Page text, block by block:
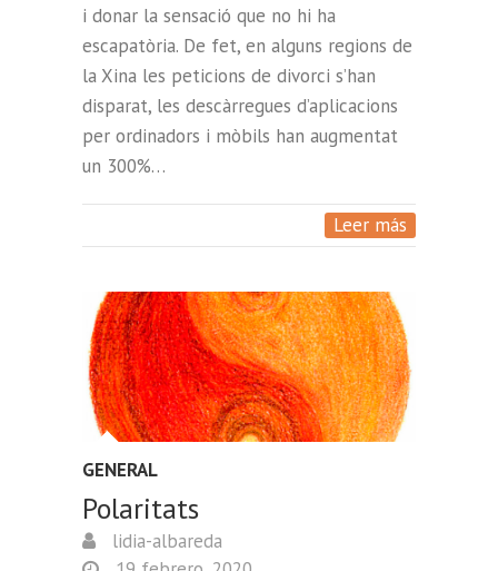
i donar la sensació que no hi ha
escapatòria. De fet, en alguns regions de
la Xina les peticions de divorci s’han
disparat, les descàrregues d’aplicacions
per ordinadors i mòbils han augmentat
un 300%…
Leer más
GENERAL
Polaritats
lidia-albareda